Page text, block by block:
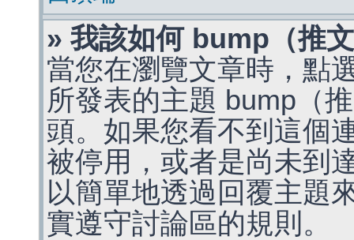
» 我該如何 bump（推
當您在瀏覽文章時，點
所發表的主題 bump（
頭。如果您看不到這個
被停用，或者是尚未到
以簡單地透過回覆主題
實遵守討論區的規則。